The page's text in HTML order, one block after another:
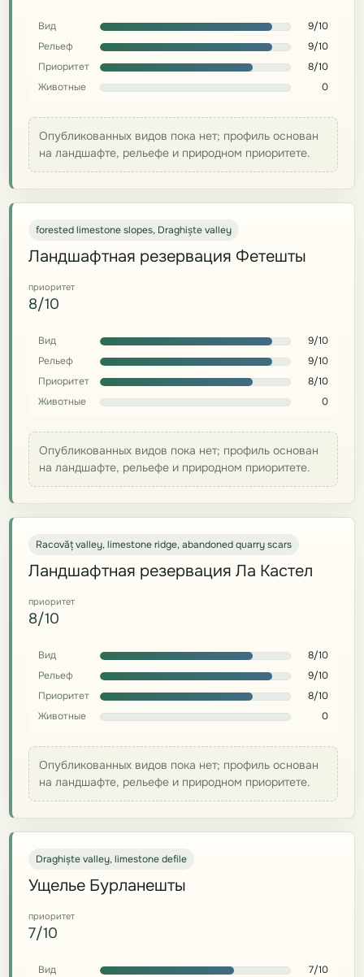
Вид
9/10
Рельеф
9/10
Приоритет
8/10
Животные
0
Опубликованных видов пока нет; профиль основан
на ландшафте, рельефе и природном приоритете.
forested limestone slopes, Draghiște valley
Ландшафтная резервация Фетешты
приоритет
8/10
Вид
9/10
Рельеф
9/10
Приоритет
8/10
Животные
0
Опубликованных видов пока нет; профиль основан
на ландшафте, рельефе и природном приоритете.
Racovăț valley, limestone ridge, abandoned quarry scars
Ландшафтная резервация Ла Кастел
приоритет
8/10
Вид
8/10
Рельеф
9/10
Приоритет
8/10
Животные
0
Опубликованных видов пока нет; профиль основан
на ландшафте, рельефе и природном приоритете.
Draghiște valley, limestone defile
Ущелье Бурланешты
приоритет
7/10
Вид
7/10